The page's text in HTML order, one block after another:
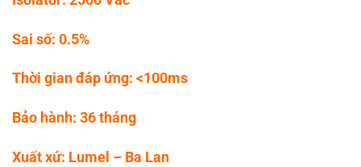
Sai số: 0.5%
Thời gian đáp ứng: <100ms
Bảo hành: 36 tháng
Xuất xứ: Lumel – Ba Lan